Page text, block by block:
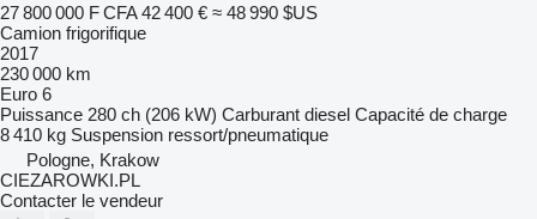
27 800 000 F CFA 42 400 € ≈ 48 990 $US
Camion frigorifique
2017
230 000 km
Euro 6
Puissance 280 ch (206 kW) Carburant diesel Capacité de charge
8 410 kg Suspension ressort/pneumatique
Pologne, Krakow
CIEZAROWKI.PL
Contacter le vendeur